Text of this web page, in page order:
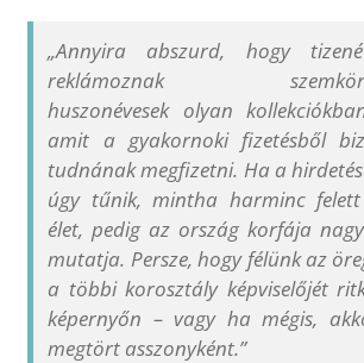
„Annyira abszurd, hogy
reklámoznak
huszonévesek olyan
amit a gyakornoki fizetésből
tudnának megfizetni. Ha a
úgy tűnik, mintha harminc
élet, pedig az ország korfája
mutatja. Persze, hogy félünk az
a többi korosztály képviselőjét
képernyőn – vagy ha mégis,
megtört asszonyként.”